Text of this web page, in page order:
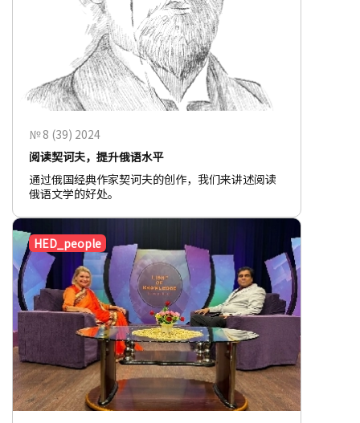
№ 8 (39) 2024
阅读契诃夫，提升俄语水平
通过俄国经典作家契诃夫的创作，我们来讲述阅读
俄语文学的好处。
HED_people